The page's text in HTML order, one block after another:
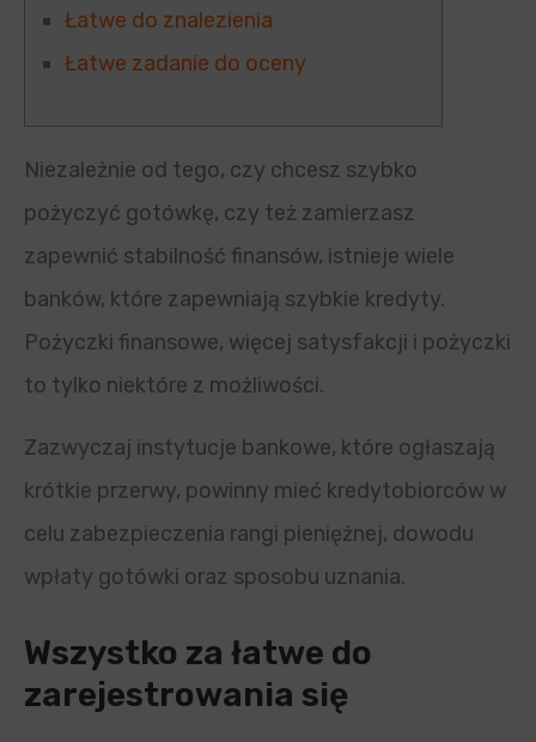
Łatwe do znalezienia
Łatwe zadanie do oceny
Niezależnie od tego, czy chcesz szybko
pożyczyć gotówkę, czy też zamierzasz
zapewnić stabilność finansów, istnieje wiele
banków, które zapewniają szybkie kredyty.
Pożyczki finansowe, więcej satysfakcji i pożyczki
to tylko niektóre z możliwości.
Zazwyczaj instytucje bankowe, które ogłaszają
krótkie przerwy, powinny mieć kredytobiorców w
celu zabezpieczenia rangi pieniężnej, dowodu
wpłaty gotówki oraz sposobu uznania.
Wszystko za łatwe do
zarejestrowania się